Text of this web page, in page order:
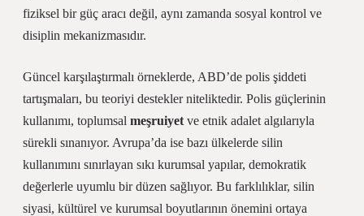
fiziksel bir güç aracı değil, aynı zamanda sosyal kontrol ve
disiplin mekanizmasıdır.
Güncel karşılaştırmalı örneklerde, ABD’de polis şiddeti
tartışmaları, bu teoriyi destekler niteliktedir. Polis güçlerinin
kullanımı, toplumsal meşruiyet ve etnik adalet algılarıyla
sürekli sınanıyor. Avrupa’da ise bazı ülkelerde silin
kullanımını sınırlayan sıkı kurumsal yapılar, demokratik
değerlerle uyumlu bir düzen sağlıyor. Bu farklılıklar, silin
siyasi, kültürel ve kurumsal boyutlarının önemini ortaya